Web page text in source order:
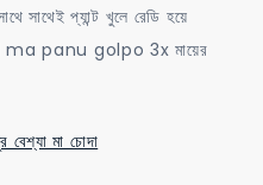
সাথেই প্যান্ট খুলে রেডি হয়ে
ma panu golpo 3x মায়ের
মা চোদা